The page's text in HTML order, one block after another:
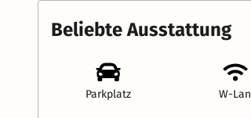
Beliebte Ausstattung
Parkplatz W-Lan